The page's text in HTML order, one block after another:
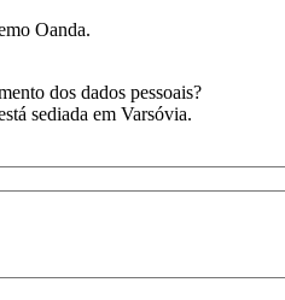
Oanda.
dos dados pessoais?
sediada em Varsóvia.